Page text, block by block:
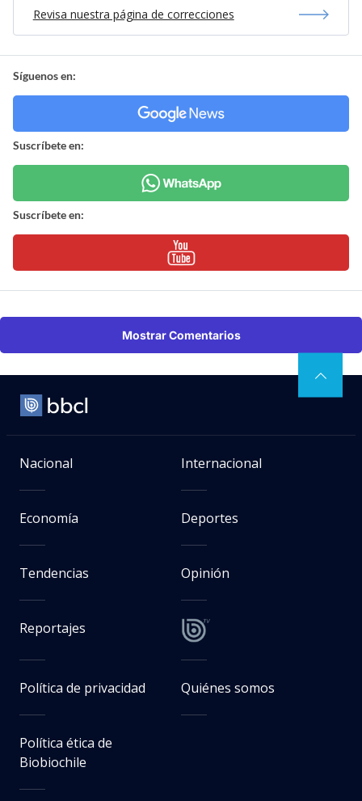
Revisa nuestra página de correcciones
Síguenos en:
Suscríbete en:
Suscríbete en:
Mostrar Comentarios
Nacional Internacional
Economía Deportes
Tendencias Opinión
Reportajes
Política de privacidad Quiénes somos
Política ética de
Biobiochile